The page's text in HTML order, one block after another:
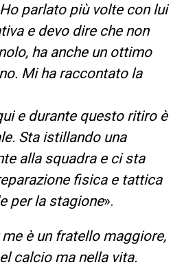
parlato più volte con lui
e devo dire che non
ha anche un ottimo
Mi ha raccontato la
e durante questo ritiro è
Sta istillando una
alla squadra e ci sta
fisica e tattica
per la stagione».
me è un fratello maggiore,
calcio ma nella vita.